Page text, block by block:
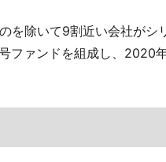
を除いて9割近い会社がシ
ファンドを組成し、2020